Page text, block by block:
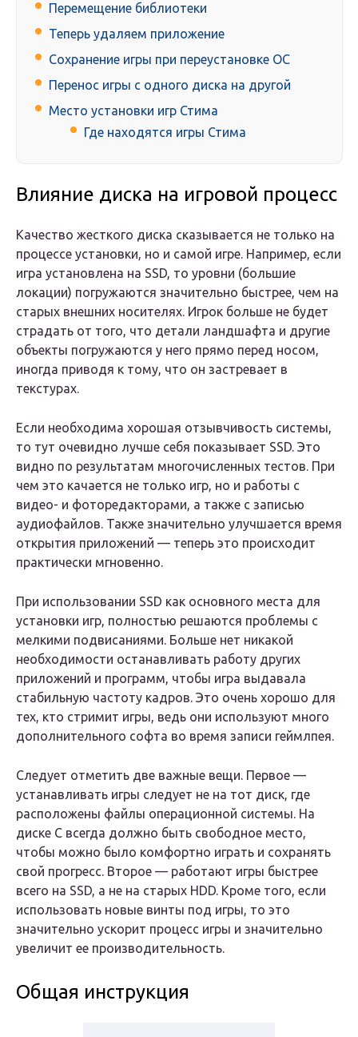
Перемещение библиотеки
Теперь удаляем приложение
Сохранение игры при переустановке ОС
Перенос игры с одного диска на другой
Место установки игр Стима
Где находятся игры Стима
Влияние диска на игровой процесс
Качество жесткого диска сказывается не только на
процессе установки, но и самой игре. Например, если
игра установлена на SSD, то уровни (большие
локации) погружаются значительно быстрее, чем на
старых внешних носителях. Игрок больше не будет
страдать от того, что детали ландшафта и другие
объекты погружаются у него прямо перед носом,
иногда приводя к тому, что он застревает в
текстурах.
Если необходима хорошая отзывчивость системы,
то тут очевидно лучше себя показывает SSD. Это
видно по результатам многочисленных тестов. При
чем это качается не только игр, но и работы с
видео- и фоторедакторами, а также с записью
аудиофайлов. Также значительно улучшается время
открытия приложений — теперь это происходит
практически мгновенно.
При использовании SSD как основного места для
установки игр, полностью решаются проблемы с
мелкими подвисаниями. Больше нет никакой
необходимости останавливать работу других
приложений и программ, чтобы игра выдавала
стабильную частоту кадров. Это очень хорошо для
тех, кто стримит игры, ведь они используют много
дополнительного софта во время записи геймлпея.
Следует отметить две важные вещи. Первое —
устанавливать игры следует не на тот диск, где
расположены файлы операционной системы. На
диске С всегда должно быть свободное место,
чтобы можно было комфортно играть и сохранять
свой прогресс. Второе — работают игры быстрее
всего на SSD, а не на старых HDD. Кроме того, если
использовать новые винты под игры, то это
значительно ускорит процесс игры и значительно
увеличит ее производительность.
Общая инструкция